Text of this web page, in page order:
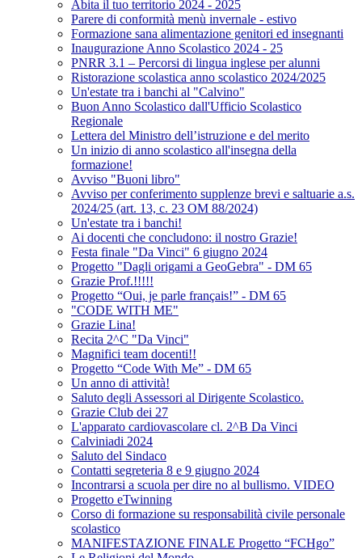
Abita il tuo territorio 2024 - 2025
Parere di conformità menù invernale - estivo
Formazione sana alimentazione genitori ed insegnanti
Inaugurazione Anno Scolastico 2024 - 25
PNRR 3.1 – Percorsi di lingua inglese per alunni
Ristorazione scolastica anno scolastico 2024/2025
Un'estate tra i banchi al "Calvino"
Buon Anno Scolastico dall'Ufficio Scolastico
Regionale
Lettera del Ministro dell’istruzione e del merito
Un inizio di anno scolastico all'insegna della
formazione!
Avviso "Buoni libro"
Avviso per conferimento supplenze brevi e saltuarie a.s.
2024/25 (art. 13, c. 23 OM 88/2024)
Un'estate tra i banchi!
Ai docenti che concludono: il nostro Grazie!
Festa finale "Da Vinci" 6 giugno 2024
Progetto "Dagli origami a GeoGebra" - DM 65
Grazie Prof.!!!!!
Progetto “Oui, je parle français!” - DM 65
"CODE WITH ME"
Grazie Lina!
Recita 2^C "Da Vinci"
Magnifici team docenti!!
Progetto “Code With Me” - DM 65
Un anno di attività!
Saluto degli Assessori al Dirigente Scolastico.
Grazie Club dei 27
L'apparato cardiovascolare cl. 2^B Da Vinci
Calviniadi 2024
Saluto del Sindaco
Contatti segreteria 8 e 9 giugno 2024
Incontrarsi a scuola per dire no al bullismo. VIDEO
Progetto eTwinning
Corso di formazione su responsabilità civile personale
scolastico
MANIFESTAZIONE FINALE Progetto “FCHgo”